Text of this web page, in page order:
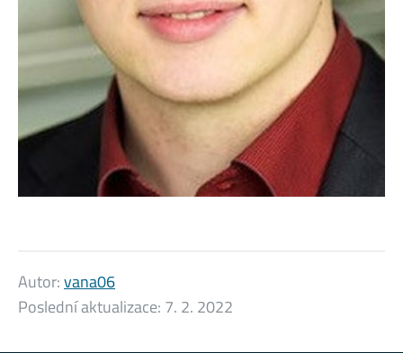
Autor:vana06
Poslední aktualizace: 7. 2. 2022